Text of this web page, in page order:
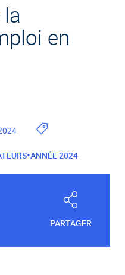
en
•ANNÉE 2024
PARTAGER